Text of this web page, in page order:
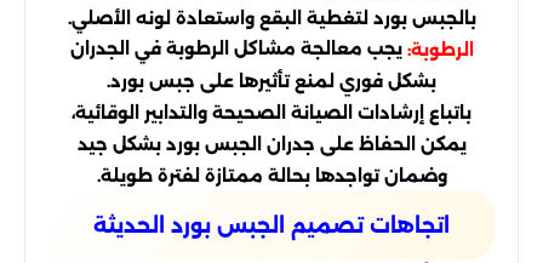
بالجبس بورد لتغطية البقع واستعادة لونه الأصلي.
الرطوبة:يجب معالجة مشاكل الرطوبة في الجدران
بشكل فوري لمنع تأثيرها على جبس بورد.
باتباع إرشادات الصيانة الصحيحة والتدابير الوقائية،
يمكن الحفاظ على جدران الجبس بورد بشكل جيد
وضمان تواجدها بحالة ممتازة لفترة طويلة.
اتجاهات تصميم الجبس بورد الحديثة